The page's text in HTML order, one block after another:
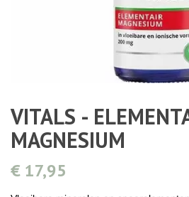
VITALS -
MAGNESIUM
€ 17,95